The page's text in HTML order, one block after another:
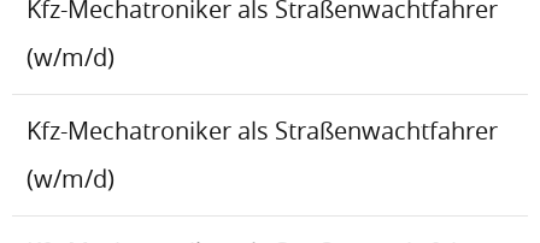
Kfz-Mechatroniker als Straßenwachtfahrer
(w/m/d)
Kfz-Mechatroniker als Straßenwachtfahrer
(w/m/d)